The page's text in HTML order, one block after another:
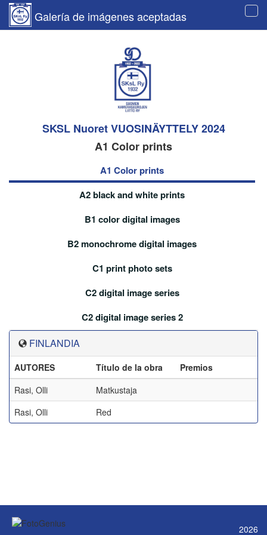
Galería de imágenes aceptadas
SKSL Nuoret VUOSINÄYTTELY 2024
A1 Color prints
A1 Color prints
A2 black and white prints
B1 color digital images
B2 monochrome digital images
C1 print photo sets
C2 digital image series
C2 digital image series 2
FINLANDIA
AUTORES Título de la obra
Premios
Rasi, Olli
Matkustaja
Rasi, Olli
Red
2026